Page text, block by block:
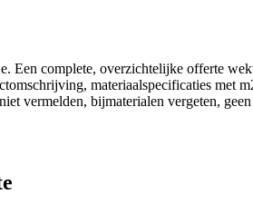
complete, overzichtelijke offerte
materiaalspecificaties met
vermelden, bijmaterialen vergeten,